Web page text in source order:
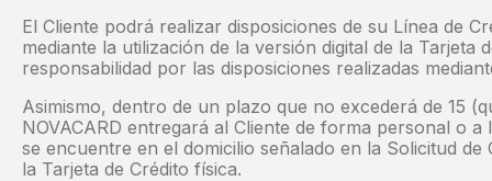
El Cliente podrá realizar disposiciones de su Línea de
mediante la utilización de la versión digital de la Tarjeta
responsabilidad por las disposiciones realizadas
Asimismo, dentro de un plazo que no excederá de 15
NOVACARD entregará al Cliente de forma personal o
se encuentre en el domicilio señalado en la Solicitud
la Tarjeta de Crédito física.